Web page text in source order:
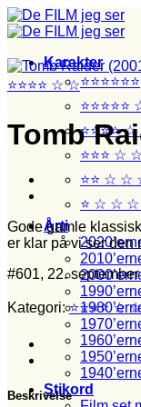
Fortsæt
til
Karakter
⭐⭐⭐⭐⭐⭐
⭐⭐⭐⭐⭐
⭐⭐⭐⭐
⭐⭐⭐ ☆
⭐⭐ ☆
⭐ ☆ ☆
Årti
Stikord
⭐⭐⭐⭐ ☆ ☆
Tomb
Gode gamle
er klar på vi ser den
#601, 22.
Kategori:⭐⭐⭐⭐ ☆ ☆
Beskrivelse